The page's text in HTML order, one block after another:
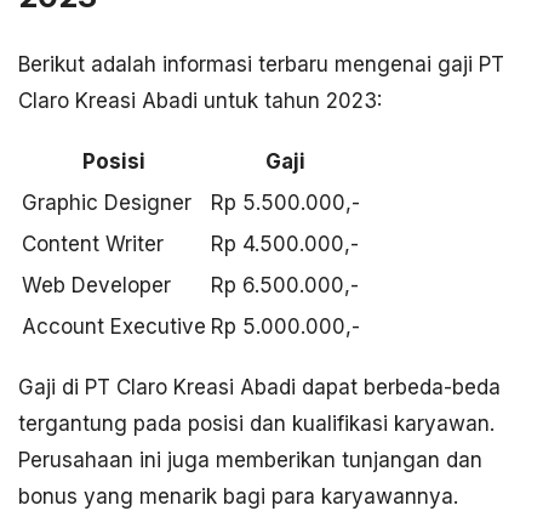
Berikut adalah informasi terbaru mengenai gaji PT
Claro Kreasi Abadi untuk tahun 2023:
Posisi
Gaji
Graphic Designer
Rp 5.500.000,-
Content Writer
Rp 4.500.000,-
Web Developer
Rp 6.500.000,-
Account Executive Rp 5.000.000,-
Gaji di PT Claro Kreasi Abadi dapat berbeda-beda
tergantung pada posisi dan kualifikasi karyawan.
Perusahaan ini juga memberikan tunjangan dan
bonus yang menarik bagi para karyawannya.